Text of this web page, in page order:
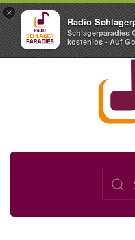
×
Radio
Schlagerparadies
kostenlos - Auf